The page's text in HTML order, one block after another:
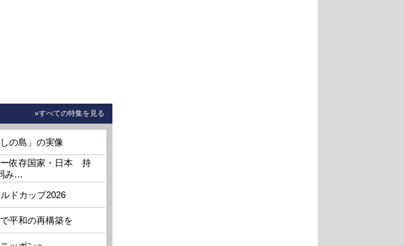
»すべての特集を見る
の島」の実像
依存国家・日本 持
み…
ドカップ2026
平和の再構築を